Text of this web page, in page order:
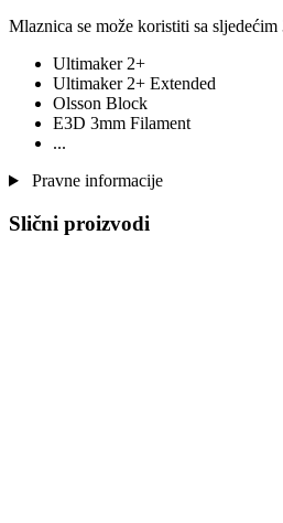
Mlaznica se može koristiti sa
Ultimaker 2+
Ultimaker 2+ Extended
Olsson Block
E3D 3mm Filament
...
Pravne informacije
Slični proizvodi